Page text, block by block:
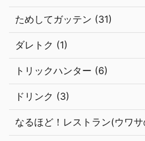
ためしてガッテン (31)
ダレトク (1)
トリックハンター (6)
ドリンク (3)
なるほど！レストラン(ウワ